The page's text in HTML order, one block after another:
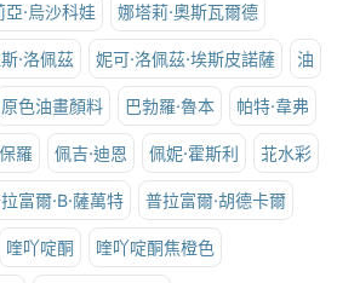
亞·烏沙科娃 娜塔莉·奧斯瓦爾德
·洛佩茲 妮可·洛佩茲·埃斯皮諾薩 油
原色油畫顏料 巴勃羅·魯本 帕特·韋弗
羅 佩吉·迪恩 佩妮·霍斯利 苝水彩
富爾·B·薩萬特 普拉富爾·胡德卡爾
喹吖啶酮 喹吖啶酮焦橙色